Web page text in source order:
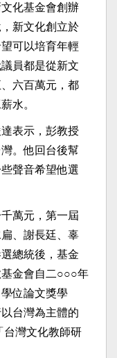
化基金會創辦
新文化創立於
可以培育年輕
員都是從新文
六百萬元，都
水。
表示，彭教授
。他回台後幫
聲音希望他選
萬元，第一屆
、謝長廷、辜
總統後，基金
金會自二○○○年
位論文獎學
台灣為主體的
台灣文化教師研